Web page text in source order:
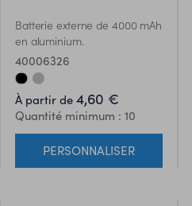
Batterie externe de 4000 mAh
en aluminium.
40006326
À partir de 4,60 €
Quantité minimum : 10
PERSONNALISER